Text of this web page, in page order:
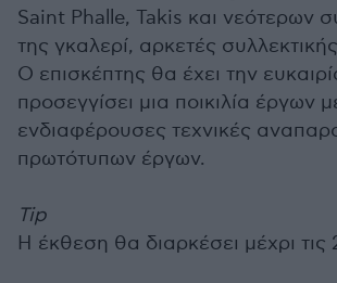
Saint Phalle, Takis και νεότερων
της γκαλερί, αρκετές
Ο επισκέπτης θα έχει την
προσεγγίσει μια ποικιλία έργων
ενδιαφέρουσες τεχνικές
πρωτότυπων έργων.
Tip
Η έκθεση θα διαρκέσει μέχρι τις